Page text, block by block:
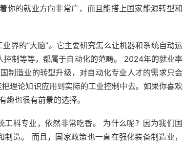
你的就业方向非常广，而且能搭上国家能源转型和
界的“大脑”。它主要研究怎么让机器和系统自动运
制等等，都属于自动化的范畴。 2024年的就业率
制造业的转型升级，对自动化专业人才的需求只会
理论知识应用到实际的工业控制中去。如果你喜欢
趣也很有前景的选择。
科专业，依然非常吃香。 为什么呢？因为我们国
造。 而且，国家政策也一直在强化装备制造业，